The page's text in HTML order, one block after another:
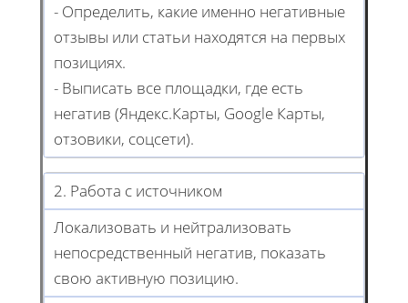
- Определить, какие именно негативные
отзывы или статьи находятся на первых
позициях.
- Выписать все площадки, где есть
негатив (Яндекс.Карты, Google Карты,
отзовики, соцсети).
2. Работа с источником
Локализовать и нейтрализовать
непосредственный негатив, показать
свою активную позицию.